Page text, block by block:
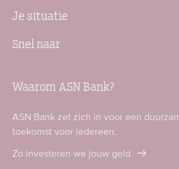
Je situatie
Snel naar
Waarom ASN Bank?
ASN Bank zet zich in voor een
toekomst voor iedereen.
Zo investeren we jouw geld